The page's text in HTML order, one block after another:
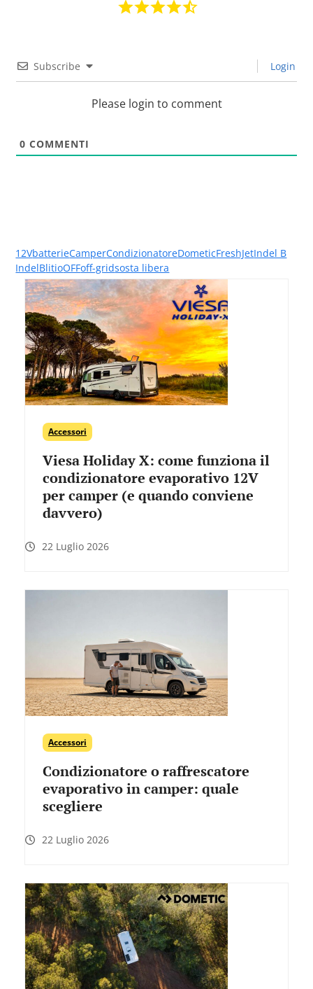
Subscribe Login
Please login to comment
0 COMMENTI
12VbatterieCamperCondizionatoreDometicFreshJetIndel B
IndelBlitioOFFoff-gridsosta libera
Accessori
Viesa Holiday X: come funziona il
condizionatore evaporativo 12V
per camper (e quando conviene
davvero)
22 Luglio 2026
Accessori
Condizionatore o raffrescatore
evaporativo in camper: quale
scegliere
22 Luglio 2026